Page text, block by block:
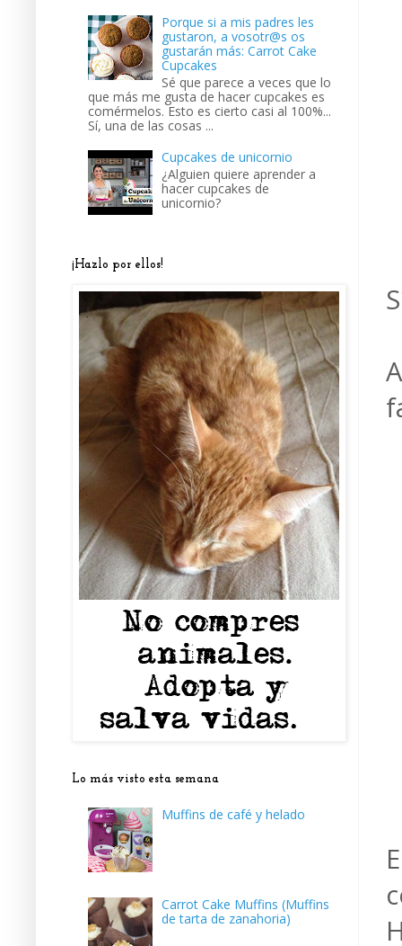
Porque si a mis padres les
gustaron, a vosotr@s os
gustarán más: Carrot Cake
Cupcakes
Sé que parece a veces que lo
que más me gusta de hacer cupcakes es
comérmelos. Esto es cierto casi al 100%...
Sí, una de las cosas ...
Cupcakes de unicornio
¿Alguien quiere aprender a
hacer cupcakes de
unicornio?
¡Hazlo por ellos!
Lo más visto esta semana
Muffins de café y helado
Carrot Cake Muffins (Muffins
de tarta de zanahoria)